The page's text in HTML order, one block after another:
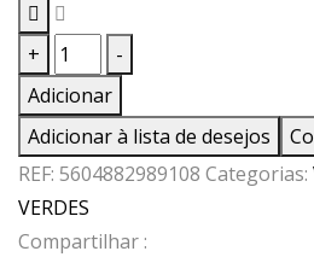
+
Quantidade
de
VINHO
V.QTA.AMEAL
LOUREIRO
0,75
-
Adicionar
Adicionar à lista de desejos
REF: 5604882989108 Categorias:
VERDES
Compartilhar :